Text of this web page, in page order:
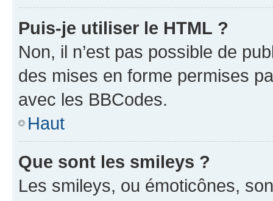
Puis-je utiliser le HTML ?
Non, il n’est pas possible de
des mises en forme permises
avec les BBCodes.
Haut
Que sont les smileys ?
Les smileys, ou émoticônes,